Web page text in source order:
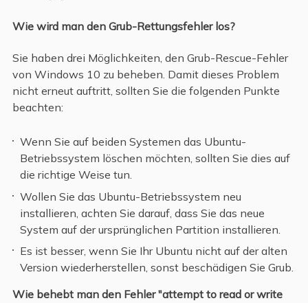
Wie wird man den Grub-Rettungsfehler los?
Sie haben drei Möglichkeiten, den Grub-Rescue-Fehler
von Windows 10 zu beheben. Damit dieses Problem
nicht erneut auftritt, sollten Sie die folgenden Punkte
beachten:
Wenn Sie auf beiden Systemen das Ubuntu-
Betriebssystem löschen möchten, sollten Sie dies auf
die richtige Weise tun.
Wollen Sie das Ubuntu-Betriebssystem neu
installieren, achten Sie darauf, dass Sie das neue
System auf der ursprünglichen Partition installieren.
Es ist besser, wenn Sie Ihr Ubuntu nicht auf der alten
Version wiederherstellen, sonst beschädigen Sie Grub.
Wie behebt man den Fehler "attempt to read or write